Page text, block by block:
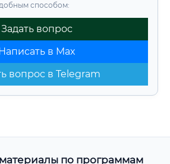
способом:
Задать вопрос
в Max
вопрос в Telegram
по программам